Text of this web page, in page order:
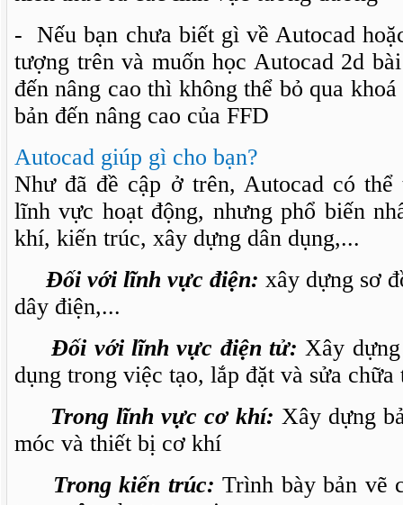
- Nếu bạn chưa biết gì về Autocad
tượng trên và muốn học Autocad 2d
đến nâng cao thì không thể bỏ qua
bản đến nâng cao của FFD
Autocad giúp gì cho bạn?
Như đã đề cập ở trên, Autocad có
lĩnh vực hoạt động, nhưng phổ biến
khí, kiến trúc, xây dựng dân dụng,...
Đối với lĩnh vực điện: xây dựng sơ
dây điện,...
Đối với lĩnh vực điện tử: Xây
dụng trong việc tạo, lắp đặt và sửa
Trong lĩnh vực cơ khí: Xây dựng
móc và thiết bị cơ khí
Trong kiến trúc: Trình bày bản vẽ